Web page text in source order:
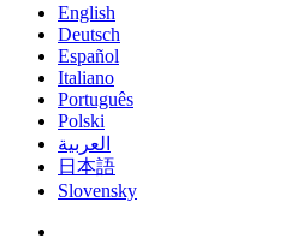
English
Deutsch
Español
Italiano
Português
Polski
العربية
日本語
Slovensky